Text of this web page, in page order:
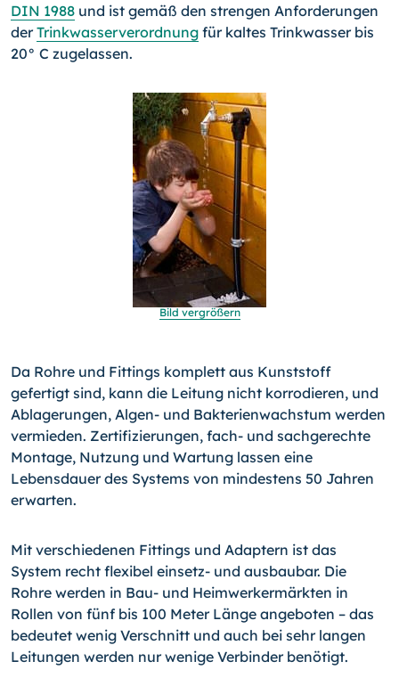
DIN 1988 und ist gemäß den strengen Anforderungen
derTrinkwasserverord­nung für kaltes Trinkwasser bis
20° C zugelassen.
Bild vergrößern
Da Rohre und Fittings komplett aus Kunststoff
gefertigt sind, kann die Leitung nicht korrodieren, und
Ablagerungen, Algen- und Bakterienwachstum werden
vermieden. Zertifizierungen, fach- und sachgerechte
Montage, Nutzung und Wartung las­sen eine
Lebensdauer des Systems von mindestens 50 Jahren
erwarten.
Mit verschiedenen Fittings und Adaptern ist das
System recht flexibel einsetz- und ausbaubar. Die
Rohre werden in Bau- und Heimwerkermärkten in
Rollen von fünf bis 100 Meter Länge an­geboten – das
bedeutet wenig Verschnitt und auch bei sehr langen
Leitungen werden nur wenige Verbinder benötigt.